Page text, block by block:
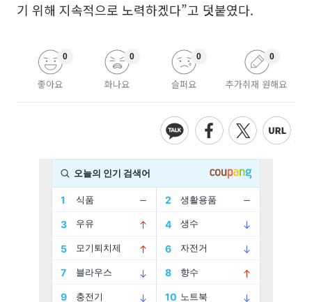
기 위해 지속적으로 노력하겠다”고 덧붙였다.
좋아요
0
화나요
0
슬퍼요
0
추가취재 원해요
0